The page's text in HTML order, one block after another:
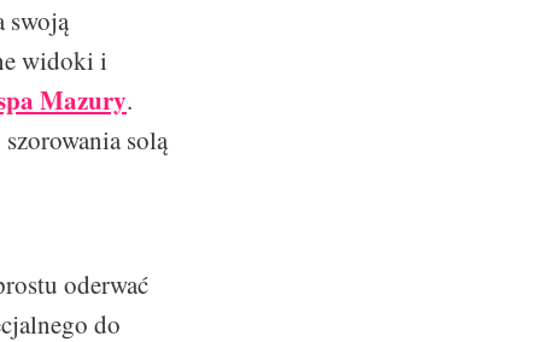
swoją
widoki i
Mazury.
solą
oderwać
do